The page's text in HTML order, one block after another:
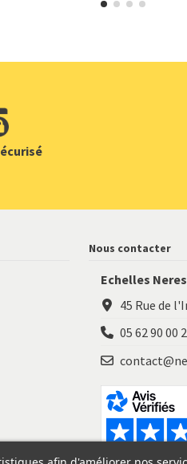
Nous contacter
Echelles
45 Rue de
05 62 90 00